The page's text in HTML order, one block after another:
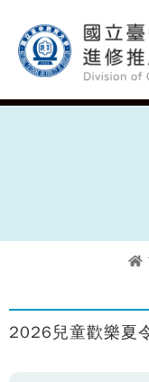
2026兒童歡樂夏